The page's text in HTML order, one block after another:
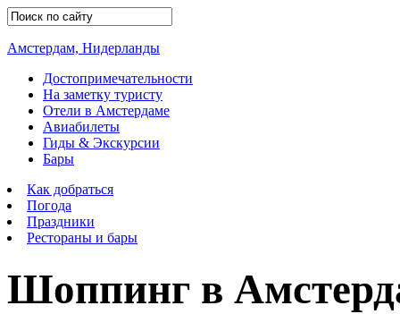
Амстердам, Нидерланды
Достопримечательности
На заметку туристу
Отели в Амстердаме
Авиабилеты
Гиды & Экскурсии
Бары
Как добраться
Погода
Праздники
Рестораны и бары
Шоппинг в